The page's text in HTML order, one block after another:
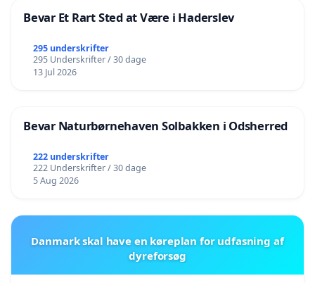
Bevar Et Rart Sted at Være i Haderslev
295 underskrifter
295 Underskrifter / 30 dage
13 Jul 2026
Bevar Naturbørnehaven Solbakken i Odsherred
222 underskrifter
222 Underskrifter / 30 dage
5 Aug 2026
Danmark skal have en køreplan for udfasning af
dyreforsøg